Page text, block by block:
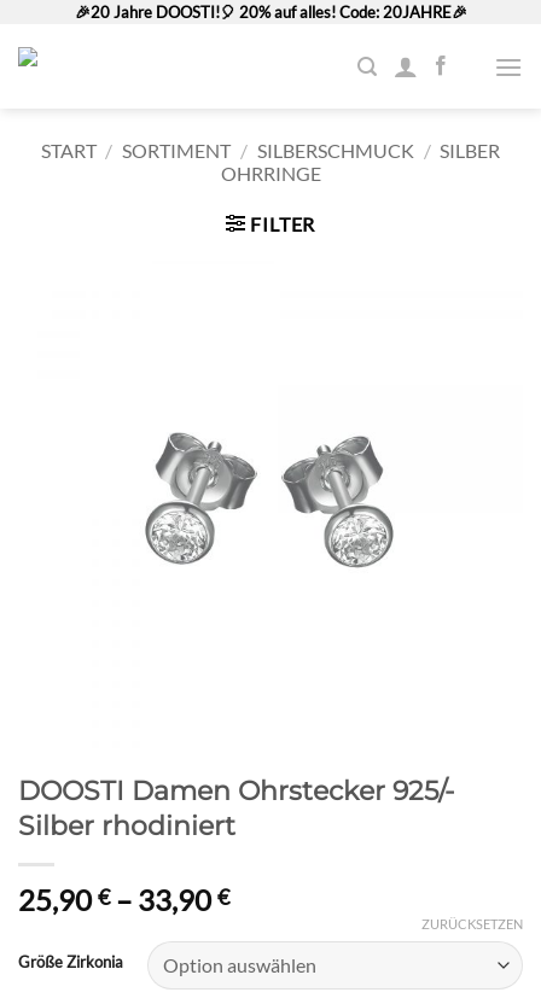
Inhalt
springen
🎉20 Jahre DOOSTI!🎈 20% auf alles! Code: 20JAHRE🎉
START / SORTIMENT / SILBERSCHMUCK / SILBER
OHRRINGE
FILTER
DOOSTI Damen Ohrstecker 925/-
Silber rhodiniert
25,90€ – 33,90€Preisspanne:
bis
33,90 €
Größe Zirkonia
ZURÜCKSETZEN